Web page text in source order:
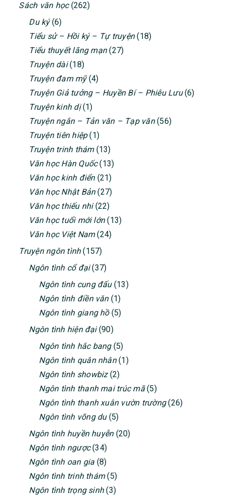
Sách văn học(262)
Du ký(6)
Tiểu sử – Hồi ký – Tự truyện(18)
Tiểu thuyết lãng mạn(27)
Truyện dài(18)
Truyện đam mỹ(4)
Truyện Giả tưởng – Huyền Bí – Phiêu Lưu(6)
Truyện kinh dị(1)
Truyện ngắn – Tản văn – Tạp văn(56)
Truyện tiên hiệp(1)
Truyện trinh thám(13)
Văn học Hàn Quốc(13)
Văn học kinh điển(21)
Văn học Nhật Bản(27)
Văn học thiếu nhi(22)
Văn học tuổi mới lớn(13)
Văn học Việt Nam(24)
Truyện ngôn tình(157)
Ngôn tình cổ đại(37)
Ngôn tình cung đấu(13)
Ngôn tình điền văn(1)
Ngôn tình giang hồ(5)
Ngôn tình hiện đại(90)
Ngôn tình hắc bang(5)
Ngôn tình quân nhân(1)
Ngôn tình showbiz(2)
Ngôn tình thanh mai trúc mã(5)
Ngôn tình thanh xuân vườn trường(26)
Ngôn tình võng du(5)
Ngôn tình huyền huyễn(20)
Ngôn tình ngược(34)
Ngôn tình oan gia (8)
Ngôn tình trinh thám(5)
Ngôn tình trọng sinh(3)